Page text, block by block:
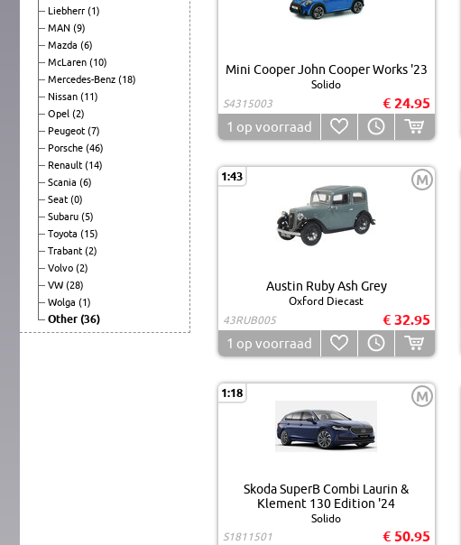
Liebherr (1)
MAN (9)
Mazda (6)
McLaren (10)
Mercedes-Benz (18)
Nissan (11)
Opel (2)
Peugeot (7)
Porsche (46)
Renault (14)
Scania (6)
Seat (0)
Subaru (5)
Toyota (15)
Trabant (2)
Volvo (2)
VW (28)
Wolga (1)
Other (36)
Mini Cooper John Cooper Works '23
Solido
S4315003
€ 24.95
1 op voorraad
1:43 M
Austin Ruby Ash Grey
Oxford Diecast
43RUB005
€ 32.95
1 op voorraad
1:18 M
Skoda SuperB Combi Laurin &
Klement 130 Edition '24
Solido
S1811501
€ 50.95